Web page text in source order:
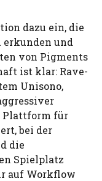
dazu ein, die
erkunden und
von Pigments
ist klar: Rave-
Unisono,
Plattform für
bei der
die
Spielplatz
auf Workflow